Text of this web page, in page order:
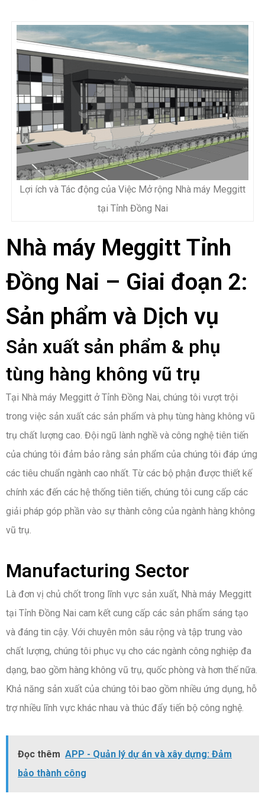
Lợi ích và Tác động của Việc Mở rộng Nhà máy Meggitt
tại Tỉnh Đồng Nai
Nhà máy Meggitt Tỉnh
Đồng Nai – Giai đoạn 2:
Sản phẩm và Dịch vụ
Sản xuất sản phẩm & phụ
tùng hàng không vũ trụ
Tại Nhà máy Meggitt ở Tỉnh Đồng Nai, chúng tôi vượt trội
trong việc sản xuất các sản phẩm và phụ tùng hàng không vũ
trụ chất lượng cao. Đội ngũ lành nghề và công nghệ tiên tiến
của chúng tôi đảm bảo rằng sản phẩm của chúng tôi đáp ứng
các tiêu chuẩn ngành cao nhất. Từ các bộ phận được thiết kế
chính xác đến các hệ thống tiên tiến, chúng tôi cung cấp các
giải pháp góp phần vào sự thành công của ngành hàng không
vũ trụ.
Manufacturing Sector
Là đơn vị chủ chốt trong lĩnh vực sản xuất, Nhà máy Meggitt
tại Tỉnh Đồng Nai cam kết cung cấp các sản phẩm sáng tạo
và đáng tin cậy. Với chuyên môn sâu rộng và tập trung vào
chất lượng, chúng tôi phục vụ cho các ngành công nghiệp đa
dạng, bao gồm hàng không vũ trụ, quốc phòng và hơn thế nữa.
Khả năng sản xuất của chúng tôi bao gồm nhiều ứng dụng, hỗ
trợ nhiều lĩnh vực khác nhau và thúc đẩy tiến bộ công nghệ.
Đọc thêm APP - Quản lý dự án và xây dựng: Đảm
bảo thành công